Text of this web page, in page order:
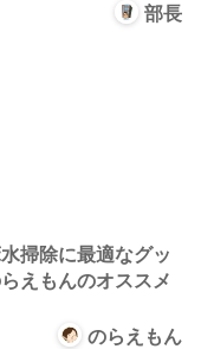
部長
掃除に最適なグッ
えもんのオススメ
のらえもん